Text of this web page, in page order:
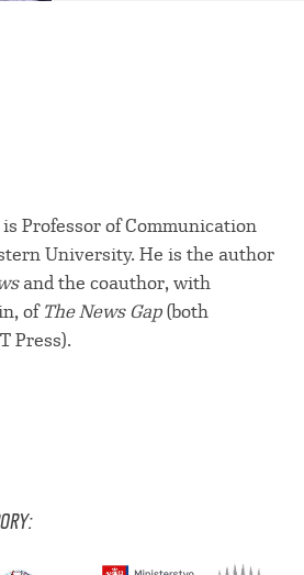
is Professor of Communication
University. He is the author
and the coauthor, with
of The News Gap(both
Press).